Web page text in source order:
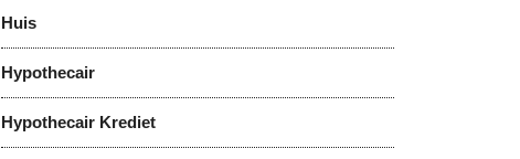
Huis
Hypothecair
Hypothecair Krediet